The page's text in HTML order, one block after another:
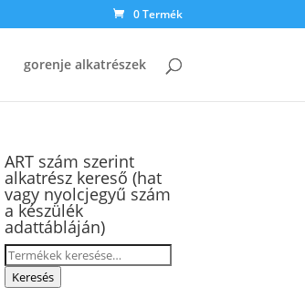
0 Termék
gorenje alkatrészek
ART szám szerint
alkatrész kereső (hat
vagy nyolcjegyű szám
a készülék
adattábláján)
Keresés
a Keresés